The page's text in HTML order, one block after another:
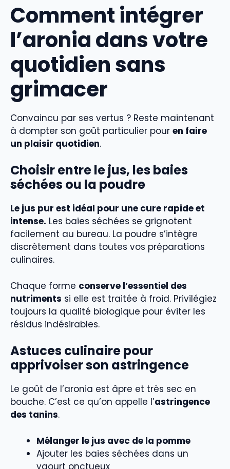
Comment intégrer
l’aronia dans votre
quotidien sans
grimacer
Convaincu par ses vertus ? Reste maintenant
à dompter son goût particulier pour en faire
un plaisir quotidien.
Choisir entre le jus, les baies
séchées ou la poudre
Le jus pur est idéal pour une cure rapide et
intense. Les baies séchées se grignotent
facilement au bureau. La poudre s’intègre
discrètement dans toutes vos préparations
culinaires.
Chaque forme conserve l’essentiel des
nutriments si elle est traitée à froid. Privilégiez
toujours la qualité biologique pour éviter les
résidus indésirables.
Astuces culinaire pour
apprivoiser son astringence
Le goût de l’aronia est âpre et très sec en
bouche. C’est ce qu’on appelle l’astringence
des tanins.
Mélanger le jus avec de la pomme
Ajouter les baies séchées dans un
yaourt onctueux